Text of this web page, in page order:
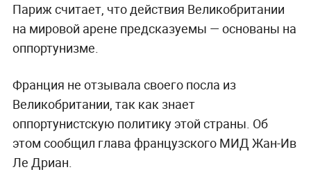
Париж считает, что действия Великобритании
на мировой арене предсказуемы — основаны на
оппортунизме.
Франция не отзывала своего посла из
Великобритании, так как знает
оппортунистскую политику этой страны. Об
этом сообщил глава французского МИД Жан-Ив
Ле Дриан.